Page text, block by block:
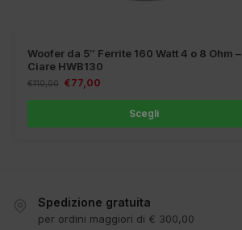
Woofer da 5″ Ferrite 160 Watt 4 o 8 Ohm –
Ciare HWB130
€110,00 €77,00
Scegli
Spedizione gratuita
per ordini maggiori di € 300,00